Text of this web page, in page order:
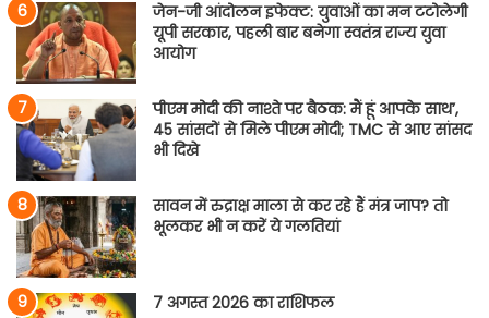
जेन-जी आंदोलन इफेक्ट: युवाओं का मन टटोलेगी
यूपी सरकार, पहली बार बनेगा स्वतंत्र राज्य युवा
आयोग
पीएम मोदी की नाश्ते पर बैठक: मैं हूं आपके साथ’,
45 सांसदों से मिले पीएम मोदी; TMC से आए सांसद
भी दिखे
सावन में रुद्राक्ष माला से कर रहे हैं मंत्र जाप? तो
भूलकर भी न करें ये गलतियां
7 अगस्त 2026 का राशिफल